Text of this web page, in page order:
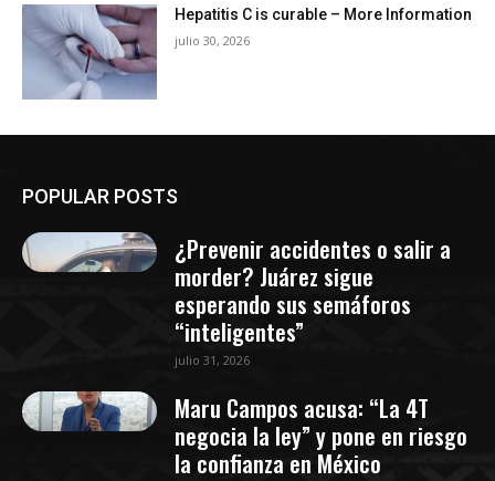
Hepatitis C is curable – More Information
julio 30, 2026
POPULAR POSTS
¿Prevenir accidentes o salir a
morder? Juárez sigue
esperando sus semáforos
“inteligentes”
julio 31, 2026
Maru Campos acusa: “La 4T
negocia la ley” y pone en riesgo
la confianza en México